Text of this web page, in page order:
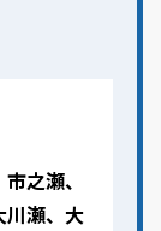
之瀬、
川瀬、大